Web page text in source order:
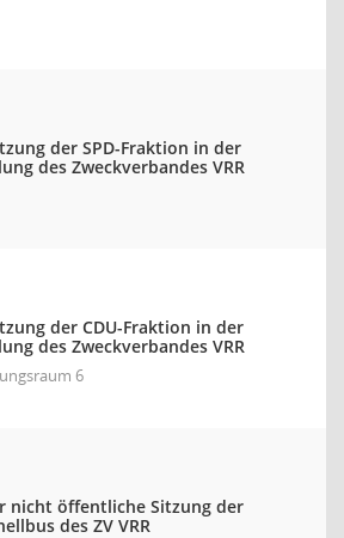
der SPD-Fraktion in der
des Zweckverbandes VRR
der CDU-Fraktion in der
des Zweckverbandes VRR
6
nicht öffentliche Sitzung der
des ZV VRR